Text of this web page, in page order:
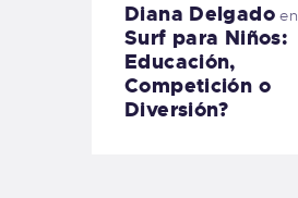
Diana Delgadoen
Surf para Niños:
Educación,
Competición o
Diversión?